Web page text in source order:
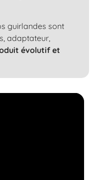
guirlandes sont
adaptateur,
évolutif et